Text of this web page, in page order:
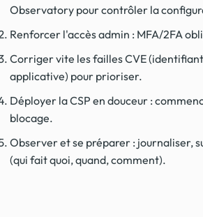
Observatory pour contrôler la
Renforcer l'accès admin : MFA/2FA
Corriger vite les failles CVE
applicative) pour prioriser.
Déployer la CSP en douceur :
blocage.
Observer et se préparer : journaliser,
(qui fait quoi, quand, comment).